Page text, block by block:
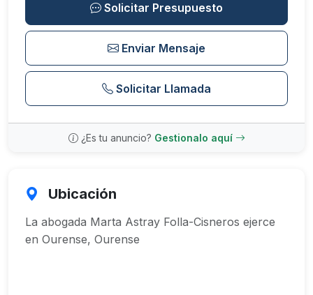
Solicitar Presupuesto
Enviar Mensaje
Solicitar Llamada
¿Es tu anuncio? Gestionalo aquí
Ubicación
La abogada Marta Astray Folla-Cisneros ejerce
en Ourense, Ourense